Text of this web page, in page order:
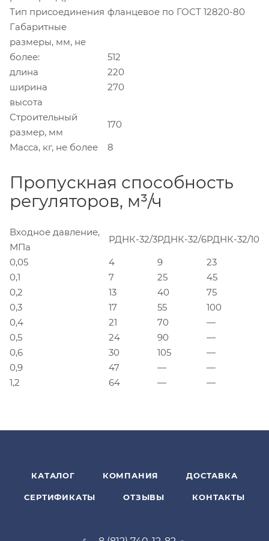
Тип присоединения фланцевое по ГОСТ 12820-80
Габаритные
размеры, мм, не
более:
длина
ширина
высота
512
220
270
Строительный
размер, мм
170
Масса, кг, не более
8
Пропускная способность
регуляторов, м³/ч
Входное давление,
МПа
РДНК-32/3РДНК-32/6РДНК-32/10
0,05
0,1
0,2
0,3
0,4
0,5
0,6
0,9
1,2
4
7
13
17
21
24
30
47
64
9
25
40
55
70
90
105
—
—
23
45
75
100
—
—
—
—
—
КАТАЛОГ КОМПАНИЯ ДОСТАВКА
СЕРТИФИКАТЫ ОТЗЫВЫ КОНТАКТЫ